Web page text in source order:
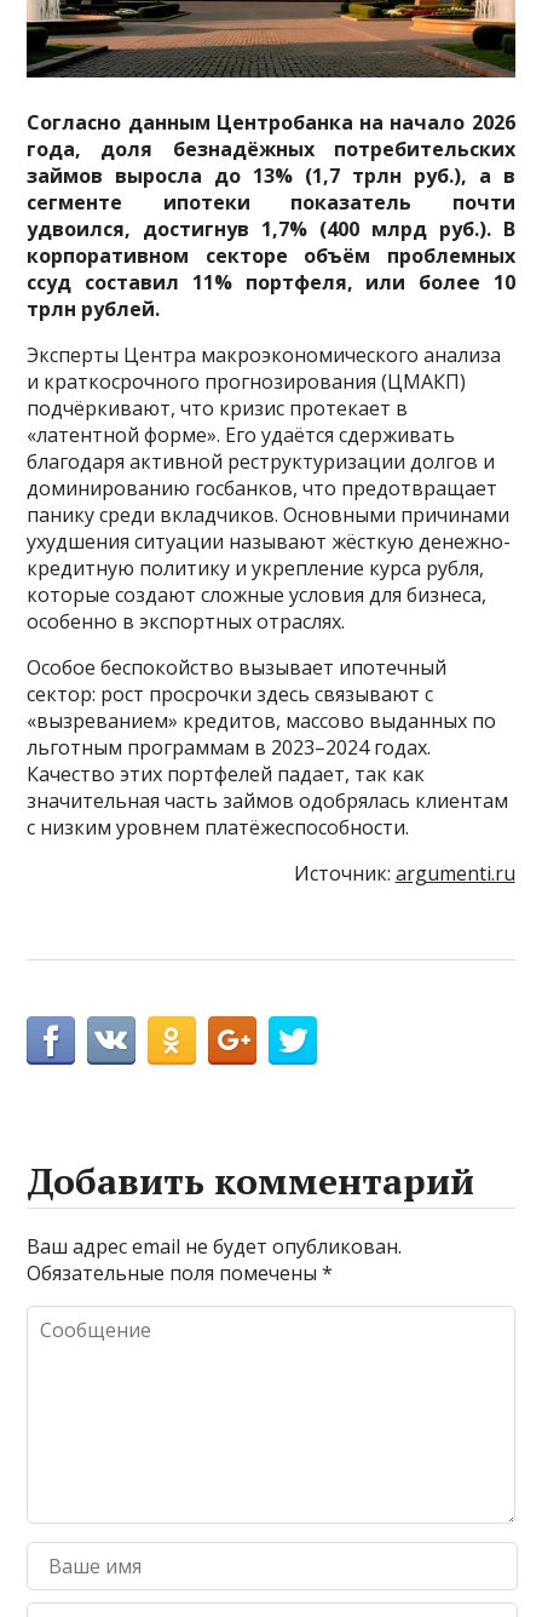
Согласно данным Центробанка на начало 2026
года, доля безнадёжных потребительских
займов выросла до 13% (1,7 трлн руб.), а в
сегменте ипотеки показатель почти
удвоился, достигнув 1,7% (400 млрд руб.). В
корпоративном секторе объём проблемных
ссуд составил 11% портфеля, или более 10
трлн рублей.
Эксперты Центра макроэкономического анализа
и краткосрочного прогнозирования (ЦМАКП)
подчёркивают, что кризис протекает в
«латентной форме». Его удаётся сдерживать
благодаря активной реструктуризации долгов и
доминированию госбанков, что предотвращает
панику среди вкладчиков. Основными причинами
ухудшения ситуации называют жёсткую денежно-
кредитную политику и укрепление курса рубля,
которые создают сложные условия для бизнеса,
особенно в экспортных отраслях.
Особое беспокойство вызывает ипотечный
сектор: рост просрочки здесь связывают с
«вызреванием» кредитов, массово выданных по
льготным программам в 2023–2024 годах.
Качество этих портфелей падает, так как
значительная часть займов одобрялась клиентам
с низким уровнем платёжеспособности.
Источник: argumenti.ru
Добавить комментарий
Ваш адрес email не будет опубликован.
Обязательные поля помечены*